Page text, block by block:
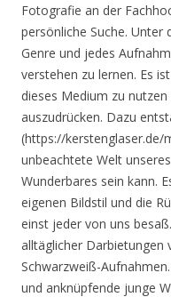
Fotografie an der
persönliche Suche.
Genre und jedes
verstehen zu lernen. Es
dieses Medium zu
auszudrücken. Dazu
(https://kerstenglaser.de/
unbeachtete Welt
Wunderbares sein kann.
eigenen Bildstil und die
einst jeder von uns
alltäglicher Darbietungen
Schwarzweiß-
und anknüpfende junge